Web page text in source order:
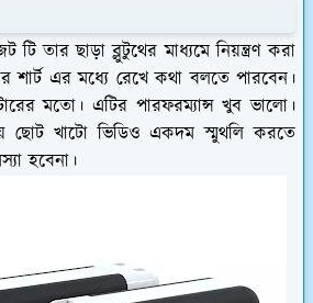
টি তার ছাড়া ব্লুটুথের মাধ্যমে নিয়ন্ত্রণ করা
এর মধ্যে রেখে কথা বলতে পারবেন।
মতো। এটির পারফরম্যান্স খুব ভালো।
ছোট খাটো ভিডিও একদম স্মুথলি করতে
হবেনা।